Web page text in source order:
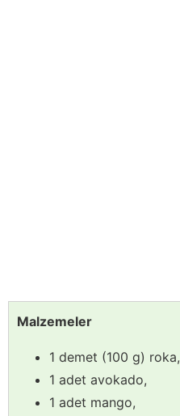
Malzemeler
1 demet (100 g) roka,
1 adet avokado,
1 adet mango,